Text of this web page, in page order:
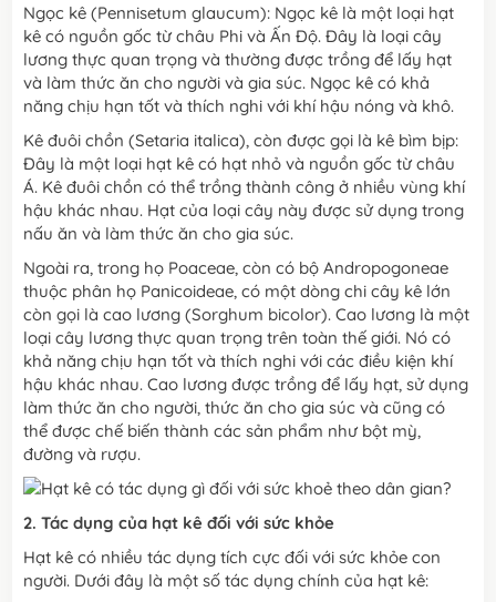
Ngọc kê (Pennisetum glaucum): Ngọc kê là một loại hạt
kê có nguồn gốc từ châu Phi và Ấn Độ. Đây là loại cây
lương thực quan trọng và thường được trồng để lấy hạt
và làm thức ăn cho người và gia súc. Ngọc kê có khả
năng chịu hạn tốt và thích nghi với khí hậu nóng và khô.
Kê đuôi chồn (Setaria italica), còn được gọi là kê bìm bịp:
Đây là một loại hạt kê có hạt nhỏ và nguồn gốc từ châu
Á. Kê đuôi chồn có thể trồng thành công ở nhiều vùng khí
hậu khác nhau. Hạt của loại cây này được sử dụng trong
nấu ăn và làm thức ăn cho gia súc.
Ngoài ra, trong họ Poaceae, còn có bộ Andropogoneae
thuộc phân họ Panicoideae, có một dòng chi cây kê lớn
còn gọi là cao lương (Sorghum bicolor). Cao lương là một
loại cây lương thực quan trọng trên toàn thế giới. Nó có
khả năng chịu hạn tốt và thích nghi với các điều kiện khí
hậu khác nhau. Cao lương được trồng để lấy hạt, sử dụng
làm thức ăn cho người, thức ăn cho gia súc và cũng có
thể được chế biến thành các sản phẩm như bột mỳ,
đường và rượu.
2. Tác dụng của hạt kê đối với sức khỏe
Hạt kê có nhiều tác dụng tích cực đối với sức khỏe con
người. Dưới đây là một số tác dụng chính của hạt kê: